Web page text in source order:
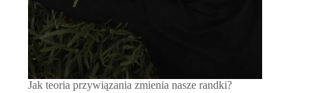
Jak teoria przywiązania zmienia nasze randki?